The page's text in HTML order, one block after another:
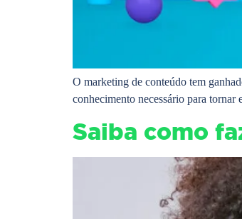
O marketing de conteúdo tem
conhecimento necessário para
Saiba como